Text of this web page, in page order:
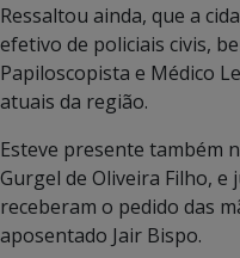
Ressaltou ainda, que a
efetivo de policiais civis,
Papiloscopista e Médico
atuais da região.
Esteve presente também
Gurgel de Oliveira Filho,
receberam o pedido das
aposentado Jair Bispo.